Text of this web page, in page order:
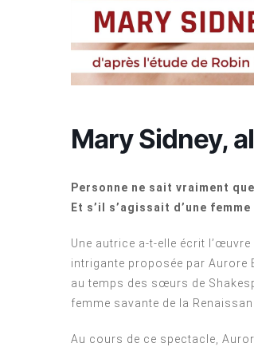
Mary Sidney,
Personne ne sait vraiment
Et s’il s’agissait d’une femme
Une autrice a-t-elle écrit
intrigante proposée par Aurore
au temps des sœurs de
femme savante de la
Au cours de ce spectacle,